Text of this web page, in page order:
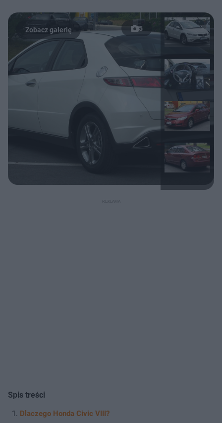
5
Spis treści
Dlaczego Honda Civic VIII?